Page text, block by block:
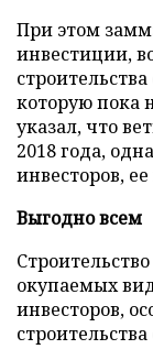
При этом
инвестиции,
которую пока
указал, что
2018 года,
инвесторов,
Выгодно всем
окупаемых
инвесторов,